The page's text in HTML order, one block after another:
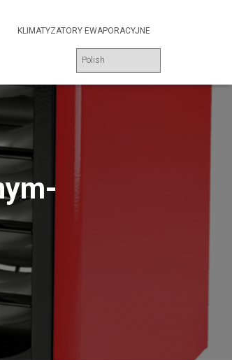
KLIMATYZATORY EWAPORACYJNE